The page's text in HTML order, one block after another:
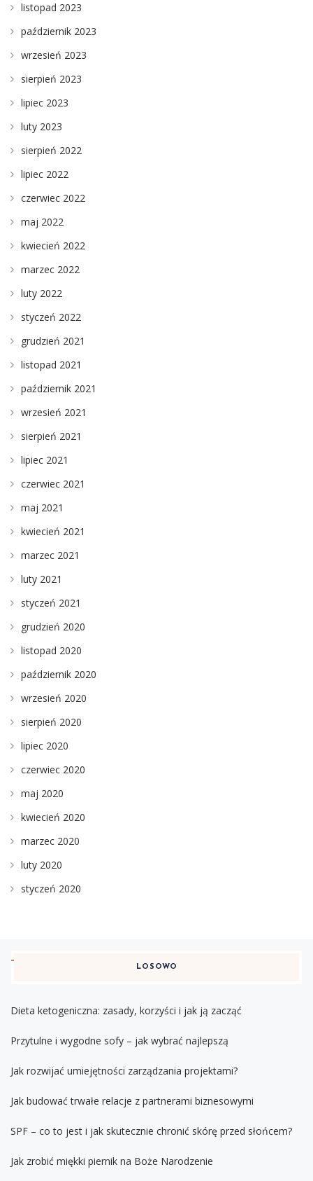
listopad 2023
październik 2023
wrzesień 2023
sierpień 2023
lipiec 2023
luty 2023
sierpień 2022
lipiec 2022
czerwiec 2022
maj 2022
kwiecień 2022
marzec 2022
luty 2022
styczeń 2022
grudzień 2021
listopad 2021
październik 2021
wrzesień 2021
sierpień 2021
lipiec 2021
czerwiec 2021
maj 2021
kwiecień 2021
marzec 2021
luty 2021
styczeń 2021
grudzień 2020
listopad 2020
październik 2020
wrzesień 2020
sierpień 2020
lipiec 2020
czerwiec 2020
maj 2020
kwiecień 2020
marzec 2020
luty 2020
styczeń 2020
LOSOWO
Dieta ketogeniczna: zasady, korzyści i jak ją zacząć
Przytulne i wygodne sofy – jak wybrać najlepszą
Jak rozwijać umiejętności zarządzania projektami?
Jak budować trwałe relacje z partnerami biznesowymi
SPF – co to jest i jak skutecznie chronić skórę przed słońcem?
Jak zrobić miękki piernik na Boże Narodzenie